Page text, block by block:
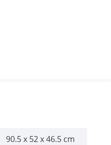
90.5 x 52 x 46.5 cm